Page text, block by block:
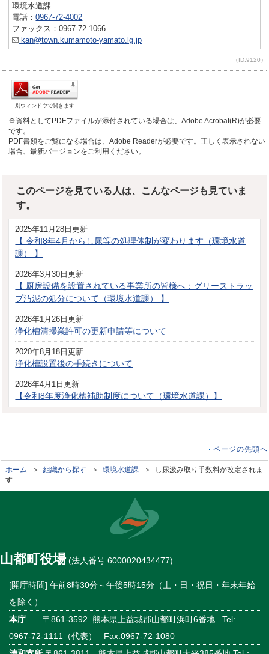
環境水道課
電話：0967-72-4002
ファックス：0967-72-1066
kan@town.kumamoto-yamato.lg.jp
（ID:9120）
別ウィンドウで開きます
※資料としてPDFファイルが添付されている場合は、Adobe Acrobat(R)が必要
です。
PDF書類をご覧になる場合は、Adobe Readerが必要です。正しく表示されない
場合、最新バージョンをご利用ください。
このページを見ている人は、こんなページも見ていま
す。
2025年11月28日更新
【 令和8年4月からし尿等の処理体制が変わります（環境水道
課） 】
2026年3月30日更新
【 厨房設備を設置されている事業所の皆様へ：グリーストラッ
プ汚泥の処分について（環境水道課） 】
2026年1月26日更新
浄化槽清掃業許可の更新申請等について
2020年8月18日更新
浄化槽設置後の手続きについて
2026年4月1日更新
【令和8年度浄化槽補助制度について（環境水道課）】
ページの先頭へ
ホーム ＞組織から探す ＞環境水道課
＞ し尿汲み取り手数料が改定されま
す
山都町役場(法人番号 6000020434477)
[開庁時間] 午前8時30分～午後5時15分（土・日・祝日・年末年始
を除く）
本庁 〒861-3592 熊本県上益城郡山都町浜町6番地 Tel:
0967-72-1111（代表）
Fax:0967-72-1080